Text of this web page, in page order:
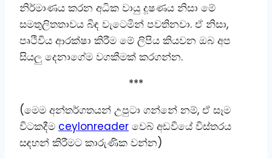
නිර්මාණය කරන අධික වායු දූෂණය නිසා මේ
සමතුලිතතාවය බිඳ වැටෙමින් පවතිනවා. ඒ නිසා,
පෘථිවිය ආරක්ෂා කිරීම මේ ලිපිය කියවන ඔබ අප
සියලු දෙනාගේම වගකීමක් කරගන්න.
***
(මෙම අන්තර්ගතයන් උපුටා ගන්නේ නම්, ඒ සෑම
විටකදීම ceylonreader වෙබ් අඩවියේ විස්තරය
සඳහන් කිරීමට කාරුණික වන්න)